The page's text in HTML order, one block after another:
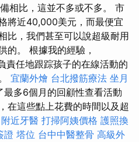
相比，這並不多或不多。 市
將近40,000美元，而最便宜
比，我們甚至可以說超級耐用
的。 根據我的經驗，
責任地跟踪孩子的在線活動的
宜蘭外燴 台北撥筋療法 坐月
最多6個月的回顧性查看活動
在這些點上花費的時間以及超
附近牙醫 打掃阿姨價格 護照換
證 塔位 台中中醫整骨 高級外